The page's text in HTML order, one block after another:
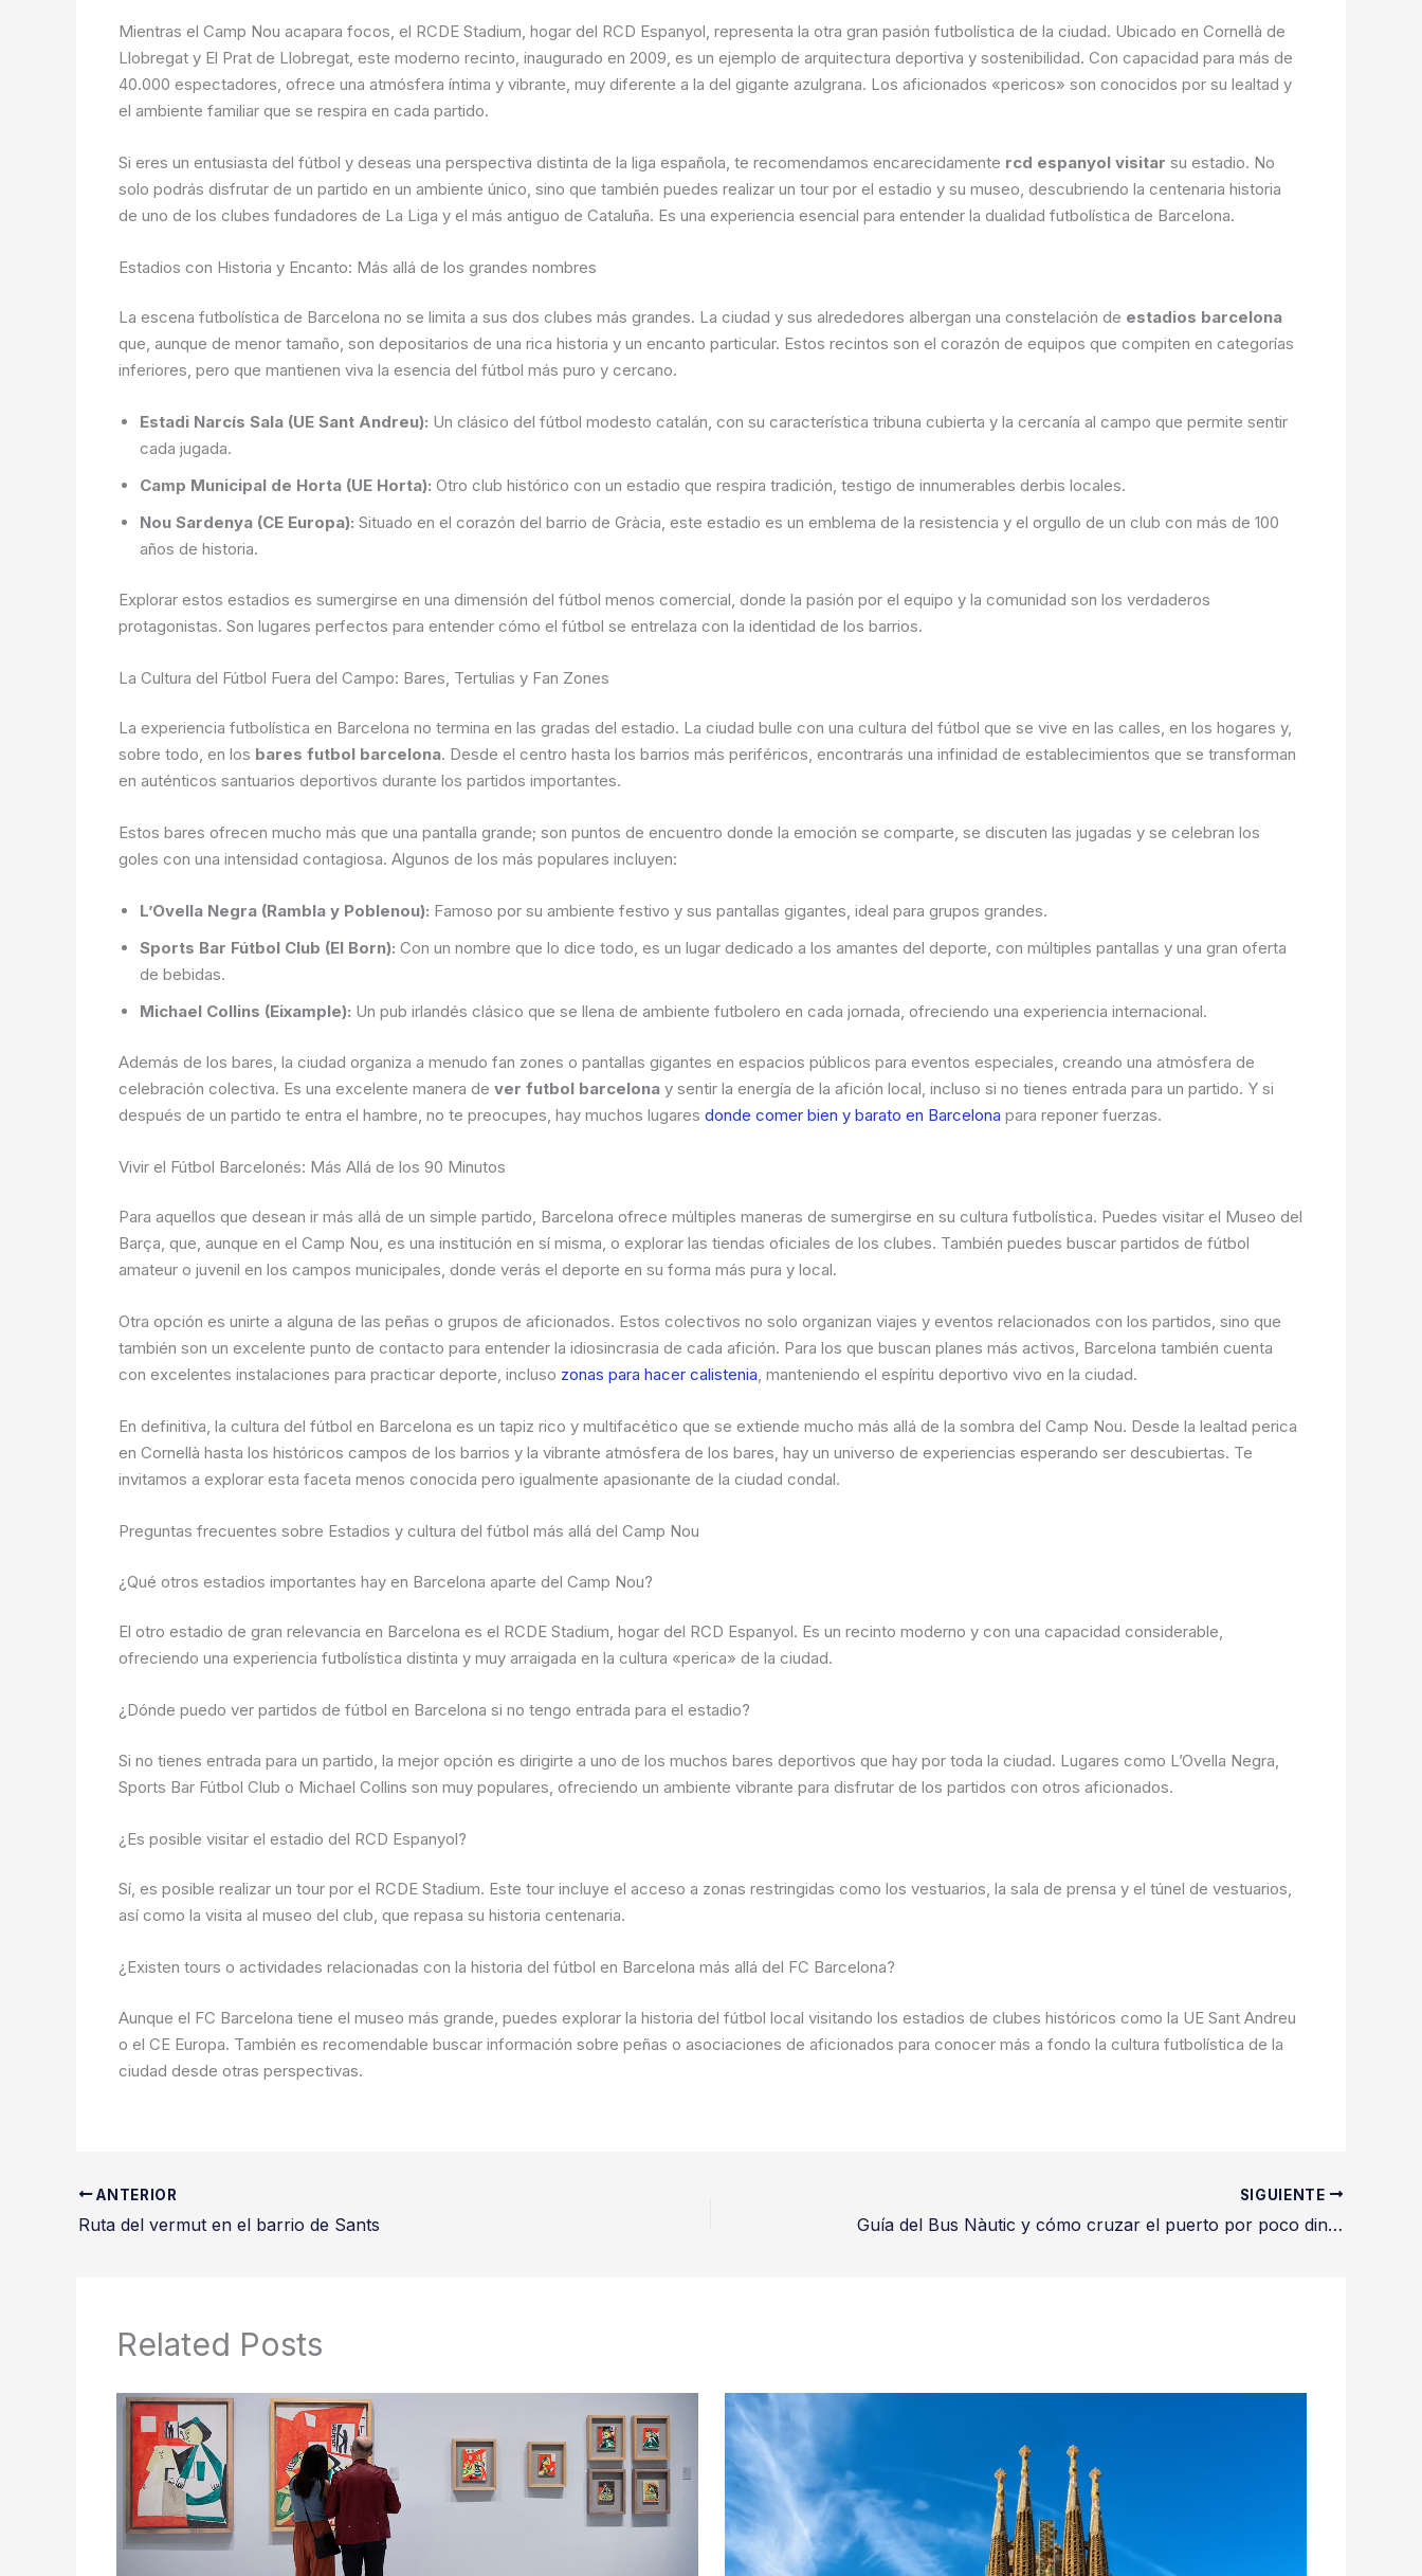
Mientras el Camp Nou acapara focos, el RCDE Stadium, hogar del RCD Espanyol, representa la otra gran pasión futbolística de la ciudad. Ubicado en Cornellà de
Llobregat y El Prat de Llobregat, este moderno recinto, inaugurado en 2009, es un ejemplo de arquitectura deportiva y sostenibilidad. Con capacidad para más de
40.000 espectadores, ofrece una atmósfera íntima y vibrante, muy diferente a la del gigante azulgrana. Los aficionados «pericos» son conocidos por su lealtad y
el ambiente familiar que se respira en cada partido.
Si eres un entusiasta del fútbol y deseas una perspectiva distinta de la liga española, te recomendamos encarecidamente rcd espanyol visitar su estadio. No
solo podrás disfrutar de un partido en un ambiente único, sino que también puedes realizar un tour por el estadio y su museo, descubriendo la centenaria historia
de uno de los clubes fundadores de La Liga y el más antiguo de Cataluña. Es una experiencia esencial para entender la dualidad futbolística de Barcelona.
Estadios con Historia y Encanto: Más allá de los grandes nombres
La escena futbolística de Barcelona no se limita a sus dos clubes más grandes. La ciudad y sus alrededores albergan una constelación de estadios barcelona
que, aunque de menor tamaño, son depositarios de una rica historia y un encanto particular. Estos recintos son el corazón de equipos que compiten en categorías
inferiores, pero que mantienen viva la esencia del fútbol más puro y cercano.
Estadi Narcís Sala (UE Sant Andreu): Un clásico del fútbol modesto catalán, con su característica tribuna cubierta y la cercanía al campo que permite sentir
cada jugada.
Camp Municipal de Horta (UE Horta): Otro club histórico con un estadio que respira tradición, testigo de innumerables derbis locales.
Nou Sardenya (CE Europa): Situado en el corazón del barrio de Gràcia, este estadio es un emblema de la resistencia y el orgullo de un club con más de 100
años de historia.
Explorar estos estadios es sumergirse en una dimensión del fútbol menos comercial, donde la pasión por el equipo y la comunidad son los verdaderos
protagonistas. Son lugares perfectos para entender cómo el fútbol se entrelaza con la identidad de los barrios.
La Cultura del Fútbol Fuera del Campo: Bares, Tertulias y Fan Zones
La experiencia futbolística en Barcelona no termina en las gradas del estadio. La ciudad bulle con una cultura del fútbol que se vive en las calles, en los hogares y,
sobre todo, en los bares futbol barcelona. Desde el centro hasta los barrios más periféricos, encontrarás una infinidad de establecimientos que se transforman
en auténticos santuarios deportivos durante los partidos importantes.
Estos bares ofrecen mucho más que una pantalla grande; son puntos de encuentro donde la emoción se comparte, se discuten las jugadas y se celebran los
goles con una intensidad contagiosa. Algunos de los más populares incluyen:
L’Ovella Negra (Rambla y Poblenou): Famoso por su ambiente festivo y sus pantallas gigantes, ideal para grupos grandes.
Sports Bar Fútbol Club (El Born): Con un nombre que lo dice todo, es un lugar dedicado a los amantes del deporte, con múltiples pantallas y una gran oferta
de bebidas.
Michael Collins (Eixample): Un pub irlandés clásico que se llena de ambiente futbolero en cada jornada, ofreciendo una experiencia internacional.
Además de los bares, la ciudad organiza a menudo fan zones o pantallas gigantes en espacios públicos para eventos especiales, creando una atmósfera de
celebración colectiva. Es una excelente manera de ver futbol barcelona y sentir la energía de la afición local, incluso si no tienes entrada para un partido. Y si
después de un partido te entra el hambre, no te preocupes, hay muchos lugares donde comer bien y barato en Barcelona para reponer fuerzas.
Vivir el Fútbol Barcelonés: Más Allá de los 90 Minutos
Para aquellos que desean ir más allá de un simple partido, Barcelona ofrece múltiples maneras de sumergirse en su cultura futbolística. Puedes visitar el Museo del
Barça, que, aunque en el Camp Nou, es una institución en sí misma, o explorar las tiendas oficiales de los clubes. También puedes buscar partidos de fútbol
amateur o juvenil en los campos municipales, donde verás el deporte en su forma más pura y local.
Otra opción es unirte a alguna de las peñas o grupos de aficionados. Estos colectivos no solo organizan viajes y eventos relacionados con los partidos, sino que
también son un excelente punto de contacto para entender la idiosincrasia de cada afición. Para los que buscan planes más activos, Barcelona también cuenta
con excelentes instalaciones para practicar deporte, incluso zonas para hacer calistenia, manteniendo el espíritu deportivo vivo en la ciudad.
En definitiva, la cultura del fútbol en Barcelona es un tapiz rico y multifacético que se extiende mucho más allá de la sombra del Camp Nou. Desde la lealtad perica
en Cornellà hasta los históricos campos de los barrios y la vibrante atmósfera de los bares, hay un universo de experiencias esperando ser descubiertas. Te
invitamos a explorar esta faceta menos conocida pero igualmente apasionante de la ciudad condal.
Preguntas frecuentes sobre Estadios y cultura del fútbol más allá del Camp Nou
¿Qué otros estadios importantes hay en Barcelona aparte del Camp Nou?
El otro estadio de gran relevancia en Barcelona es el RCDE Stadium, hogar del RCD Espanyol. Es un recinto moderno y con una capacidad considerable,
ofreciendo una experiencia futbolística distinta y muy arraigada en la cultura «perica» de la ciudad.
¿Dónde puedo ver partidos de fútbol en Barcelona si no tengo entrada para el estadio?
Si no tienes entrada para un partido, la mejor opción es dirigirte a uno de los muchos bares deportivos que hay por toda la ciudad. Lugares como L’Ovella Negra,
Sports Bar Fútbol Club o Michael Collins son muy populares, ofreciendo un ambiente vibrante para disfrutar de los partidos con otros aficionados.
¿Es posible visitar el estadio del RCD Espanyol?
Sí, es posible realizar un tour por el RCDE Stadium. Este tour incluye el acceso a zonas restringidas como los vestuarios, la sala de prensa y el túnel de vestuarios,
así como la visita al museo del club, que repasa su historia centenaria.
¿Existen tours o actividades relacionadas con la historia del fútbol en Barcelona más allá del FC Barcelona?
Aunque el FC Barcelona tiene el museo más grande, puedes explorar la historia del fútbol local visitando los estadios de clubes históricos como la UE Sant Andreu
o el CE Europa. También es recomendable buscar información sobre peñas o asociaciones de aficionados para conocer más a fondo la cultura futbolística de la
ciudad desde otras perspectivas.
ANTERIOR
Ruta del vermut en el barrio de Sants
SIGUIENTE
Guía del Bus Nàutic y cómo cruzar el puerto por poco dinero
Related Posts